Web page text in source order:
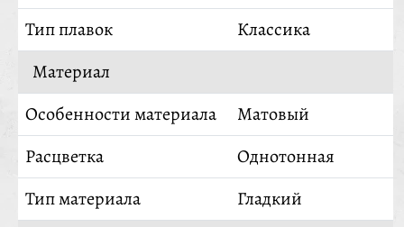
Тип плавок
Классика
Материал
Особенности материала
Матовый
Расцветка
Однотонная
Тип материала
Гладкий